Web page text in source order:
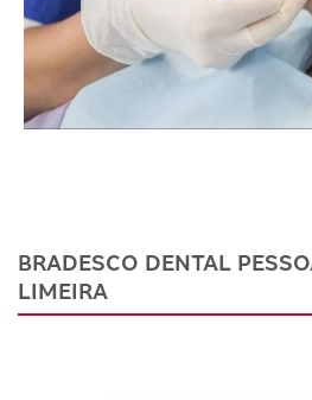
BRADESCO DENTAL
LIMEIRA